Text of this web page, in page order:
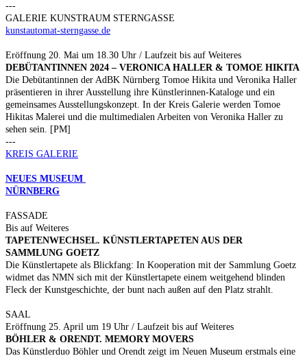
---
GALERIE KUNSTRAUM STERNGASSE
kunstautomat-sterngasse.de
Eröffnung 20. Mai um 18.30 Uhr / Laufzeit bis auf Weiteres
DEBÜTANTINNEN 2024 – VERONICA HALLER & TOMOE HIKITA
Die Debütantinnen der AdBK Nürnberg Tomoe Hikita und Veronika Haller
präsentieren in ihrer Ausstellung ihre Künstlerinnen-Kataloge und ein
gemeinsames Ausstellungskonzept. In der Kreis Galerie werden Tomoe
Hikitas Malerei und die multimedialen Arbeiten von Veronika Haller zu
sehen sein. [PM]
---
KREIS GALERIE
NEUES MUSEUM
NÜRNBERG
FASSADE
Bis auf Weiteres
TAPETENWECHSEL. KÜNSTLERTAPETEN AUS DER
SAMMLUNG GOETZ
Die Künstlertapete als Blickfang: In Kooperation mit der Sammlung Goetz
widmet das NMN sich mit der Künstlertapete einem weitgehend blinden
Fleck der Kunstgeschichte, der bunt nach außen auf den Platz strahlt.
SAAL
Eröffnung 25. April um 19 Uhr / Laufzeit bis auf Weiteres
BÖHLER & ORENDT. MEMORY MOVERS
Das Künstlerduo Böhler und Orendt zeigt im Neuen Museum erstmals eine